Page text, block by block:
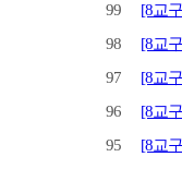
99
[8교
98
[8교
97
[8교
96
[8교
95
[8교